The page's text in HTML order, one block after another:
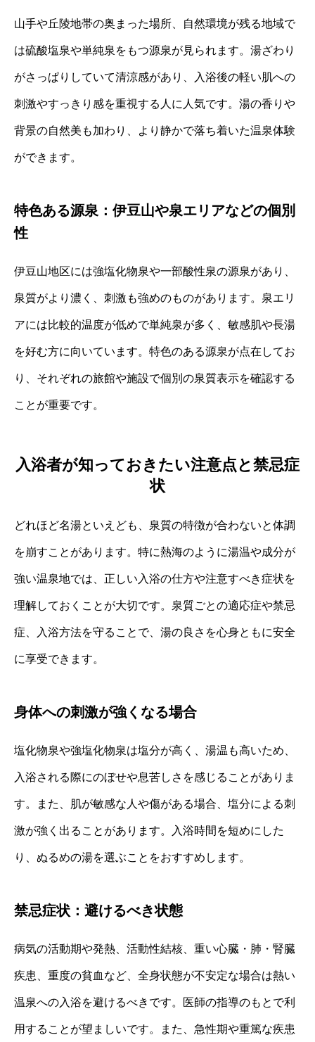
山手や丘陵地帯の奥まった場所、自然環境が残る地域で
は硫酸塩泉や単純泉をもつ源泉が見られます。湯ざわり
がさっぱりしていて清涼感があり、入浴後の軽い肌への
刺激やすっきり感を重視する人に人気です。湯の香りや
背景の自然美も加わり、より静かで落ち着いた温泉体験
ができます。
特色ある源泉：伊豆山や泉エリアなどの個別
性
伊豆山地区には強塩化物泉や一部酸性泉の源泉があり、
泉質がより濃く、刺激も強めのものがあります。泉エリ
アには比較的温度が低めで単純泉が多く、敏感肌や長湯
を好む方に向いています。特色のある源泉が点在してお
り、それぞれの旅館や施設で個別の泉質表示を確認する
ことが重要です。
入浴者が知っておきたい注意点と禁忌症
状
どれほど名湯といえども、泉質の特徴が合わないと体調
を崩すことがあります。特に熱海のように湯温や成分が
強い温泉地では、正しい入浴の仕方や注意すべき症状を
理解しておくことが大切です。泉質ごとの適応症や禁忌
症、入浴方法を守ることで、湯の良さを心身ともに安全
に享受できます。
身体への刺激が強くなる場合
塩化物泉や強塩化物泉は塩分が高く、湯温も高いため、
入浴される際にのぼせや息苦しさを感じることがありま
す。また、肌が敏感な人や傷がある場合、塩分による刺
激が強く出ることがあります。入浴時間を短めにした
り、ぬるめの湯を選ぶことをおすすめします。
禁忌症状：避けるべき状態
病気の活動期や発熱、活動性結核、重い心臓・肺・腎臓
疾患、重度の貧血など、全身状態が不安定な場合は熱い
温泉への入浴を避けるべきです。医師の指導のもとで利
用することが望ましいです。また、急性期や重篤な疾患